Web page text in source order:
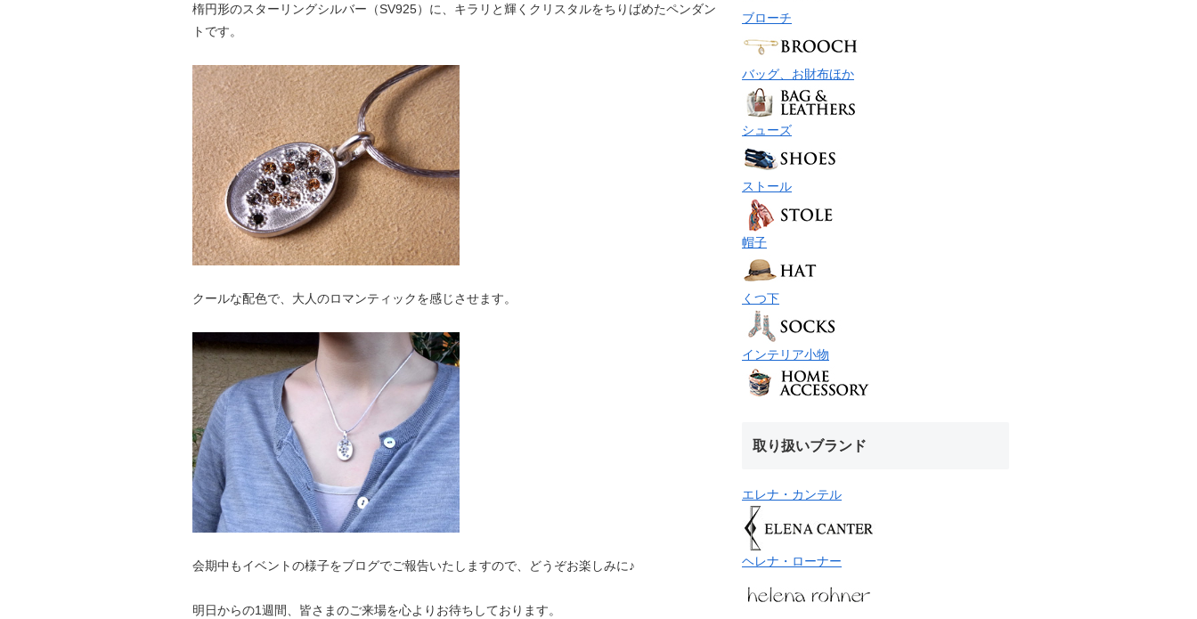
楕円形のスターリングシルバー（SV925）に、キラリと輝くクリスタルをちりばめたペンダン
トです。
クールな配色で、大人のロマンティックを感じさせます。
会期中もイベントの様子をブログでご報告いたしますので、どうぞお楽しみに♪
明日からの1週間、皆さまのご来場を心よりお待ちしております。
ブローチ
バッグ、お財布ほか
シューズ
ストール
帽子
くつ下
インテリア小物
取り扱いブランド
エレナ・カンテル
ヘレナ・ローナー